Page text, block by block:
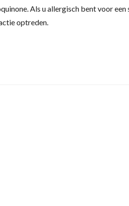
Als u allergisch bent voor
optreden.